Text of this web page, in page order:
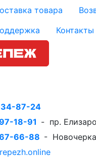
товара
Контакты
87-24
18-91 - пр.
66-88 -